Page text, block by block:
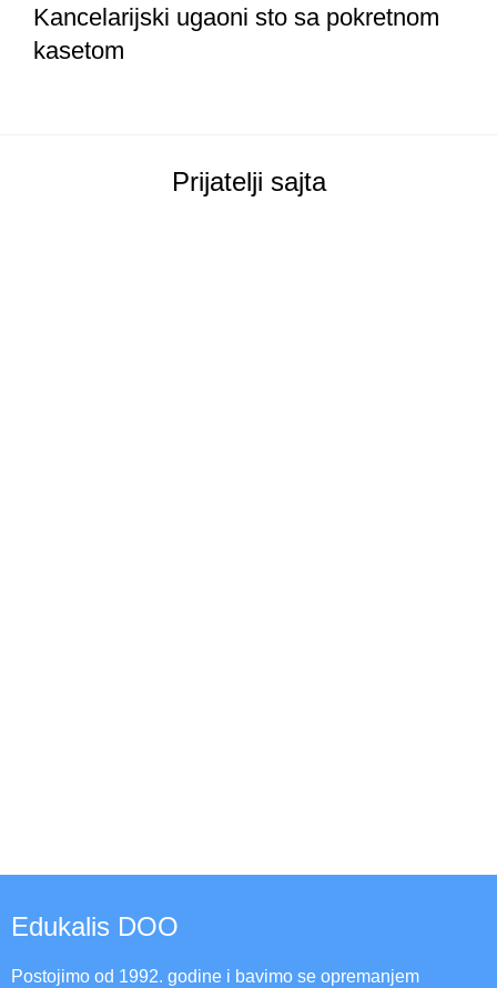
Kancelarijski ugaoni sto sa pokretnom
kasetom
Prijatelji sajta
Edukalis DOO
Postojimo od 1992. godine i bavimo se opremanjem